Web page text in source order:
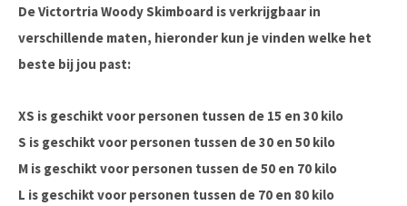
De Victortria Woody Skimboard is verkrijgbaar in
verschillende maten, hieronder kun je vinden welke het
beste bij jou past:
XS is geschikt voor personen tussen de 15 en 30 kilo
S is geschikt voor personen tussen de 30 en 50 kilo
M is geschikt voor personen tussen de 50 en 70 kilo
L is geschikt voor personen tussen de 70 en 80 kilo